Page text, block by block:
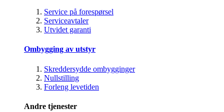
Service på forespørsel
Serviceavtaler
Utvidet garanti
Ombygging av utstyr
Skreddersydde ombygginger
Nullstilling
Forleng levetiden
Andre tjenester